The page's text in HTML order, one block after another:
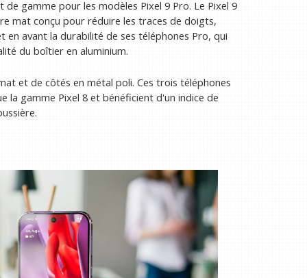
gamme pour les modèles Pixel 9 Pro. Le Pixel 9
mat conçu pour réduire les traces de doigts,
avant la durabilité de ses téléphones Pro, qui
du boîtier en aluminium.
et de côtés en métal poli. Ces trois téléphones
la gamme Pixel 8 et bénéficient d'un indice de